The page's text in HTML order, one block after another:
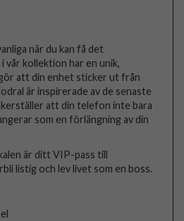
när du kan få det
vår kollektion har en unik,
att din enhet sticker ut från
är inspirerade av de senaste
att din telefon inte bara
som en förlängning av din
är ditt VIP-pass till
listig och lev livet som en boss.